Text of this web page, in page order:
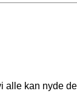
alle kan nyde